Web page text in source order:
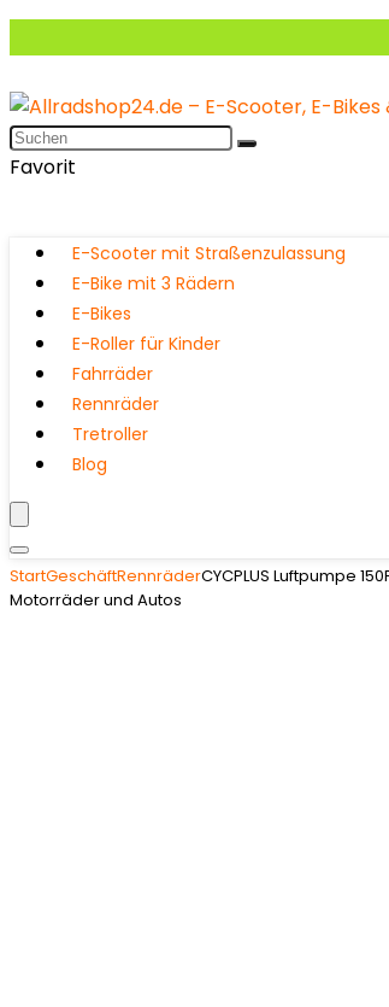
Favorit
E-Scooter mit Straßenzulassung
E-Bike mit 3 Rädern
E-Bikes
E-Roller für Kinder
Fahrräder
Rennräder
Tretroller
Blog
StartGeschäftRennräderCYCPLUS Luftpumpe
Motorräder und Autos